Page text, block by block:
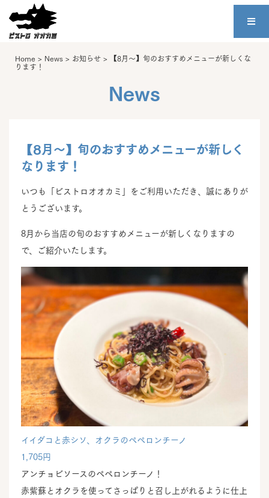
Home > News > お知らせ > 【8月～】旬のおすすめメニューが新しくな
ります！
News
【8月～】旬のおすすめメニューが新しく
なります！
いつも「ビストロオオカミ」をご利用いただき、誠にありが
とうございます。
8月から当店の旬のおすすめメニューが新しくなりますの
で、ご紹介いたします。
イイダコと赤シソ、オクラのペペロンチーノ
1,705円
アンチョビソースのペペロンチーノ！
赤紫蘇とオクラを使ってさっぱりと召し上がれるように仕上